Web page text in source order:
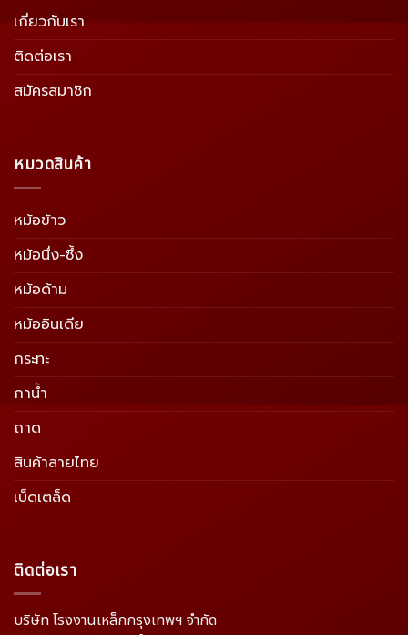
เกี่ยวกับเรา
ติดต่อเรา
สมัครสมาชิก
หมวดสินค้า
หม้อข้าว
หม้อนึ่ง-ซึ้ง
หม้อด้าม
หม้ออินเดีย
กระทะ
กาน้ำ
ถาด
สินค้าลายไทย
เบ็ดเตล็ด
ติดต่อเรา
บริษัท โรงงานเหล็กกรุงเทพฯ จำกัด